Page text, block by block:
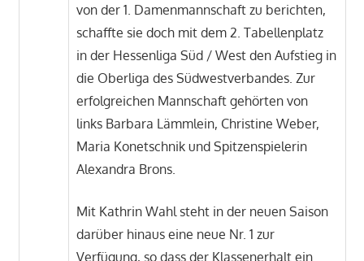
von der 1. Damenmannschaft zu berichten,
schaffte sie doch mit dem 2. Tabellenplatz
in der Hessenliga Süd / West den Aufstieg in
die Oberliga des Südwestverbandes. Zur
erfolgreichen Mannschaft gehörten von
links Barbara Lämmlein, Christine Weber,
Maria Konetschnik und Spitzenspielerin
Alexandra Brons.
Mit Kathrin Wahl steht in der neuen Saison
darüber hinaus eine neue Nr. 1 zur
Verfügung, so dass der Klassenerhalt ein